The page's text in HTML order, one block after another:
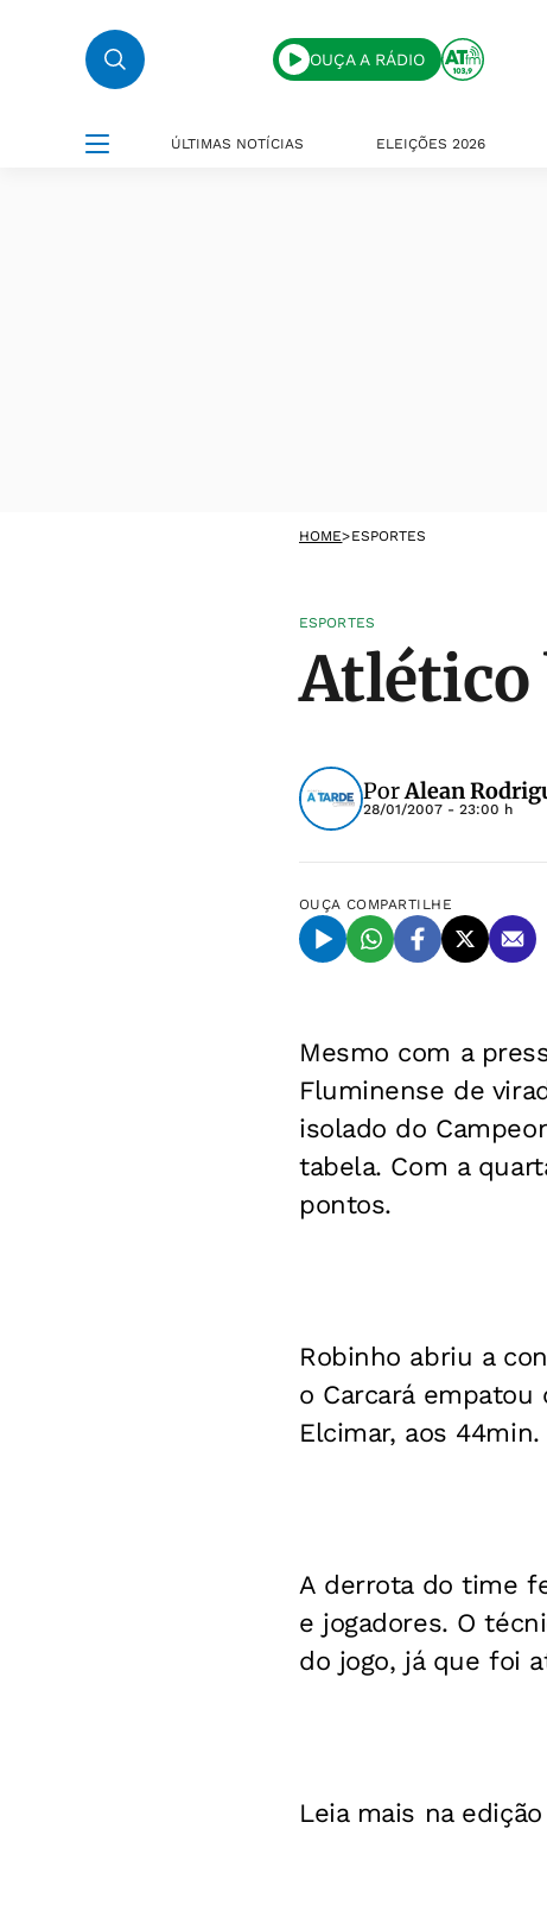
OUÇA A RÁDIO
ÚLTIMAS NOTÍCIAS ELEIÇÕES 2026
HOME>ESPORTES
ESPORTES
Atlético
PorAlean
28/01/2007 - 23:00 h
OUÇA COMPARTILHE
Mesmo com a
Fluminense de
isolado do
tabela. Com a
pontos.
Robinho abriu a
o Carcará empatou
Elcimar, aos 44min.
A derrota do time
e jogadores. O
do jogo, já que foi
Leia mais na